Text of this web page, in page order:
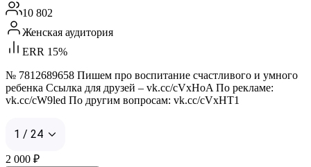
10 802
Женская аудитория
ERR 15%
№ 7812689658 Пишем про воспитание счастливого и умного
ребенка Ссылка для друзей – vk.cc/cVxHoA По рекламе:
vk.cc/cW9led По другим вопросам: vk.cc/cVxHT1
1 / 24
2 000 ₽